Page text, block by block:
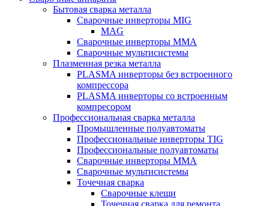
Бытовая сварка металла
Сварочные инверторы MIG
MAG
Сварочные инверторы ММА
Сварочные мультисистемы
Плазменная резка металла
PLASMA инверторы без встроенного
компрессора
PLASMA инверторы со встроенным
компресором
Профессиональная сварка металла
Промышленные полуавтоматы
Профессиональные инверторы TIG
Профессиональные полуавтоматы
Сварочные инверторы ММА
Сварочные мультисистемы
Точечная сварка
Сварочные клещи